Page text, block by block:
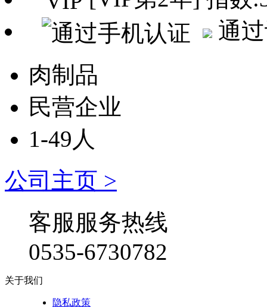
通
肉制品
民营企业
1-49人
公司主页 >
客服服务热线
0535-6730782
关于我们
隐私政策